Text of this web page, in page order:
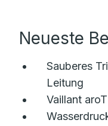
Neueste
Sauberes
Leitung
Vaillant